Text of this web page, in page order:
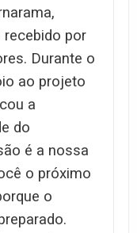
recebido por
Durante o
ao projeto
a
do
é a nossa
o próximo
o